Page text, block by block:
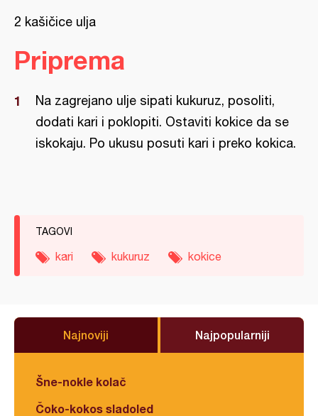
2 kašičice ulja
Priprema
Na zagrejano ulje sipati kukuruz, posoliti,
dodati kari i poklopiti. Ostaviti kokice da se
iskokaju. Po ukusu posuti kari i preko kokica.
TAGOVI
kari kukuruz kokice
Najnoviji Najpopularniji
Šne-nokle kolač
Čoko-kokos sladoled